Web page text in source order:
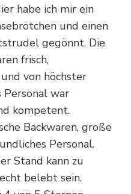
habe ich mir ein
und einen
gegönnt. Die
frisch,
von höchster
Personal war
kompetent.
Backwaren, große
Personal.
Stand kann zu
belebt sein.